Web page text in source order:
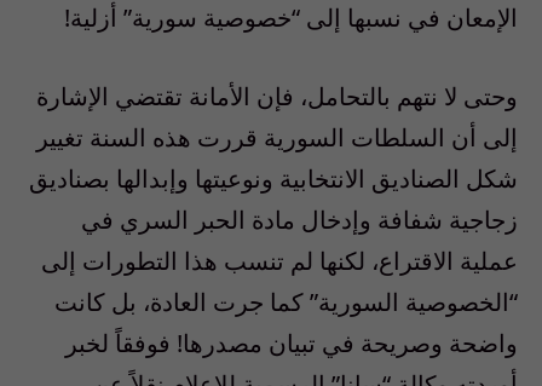
الإمعان في نسبها إلى “خصوصية سورية” أزلية!
وحتى لا نتهم بالتحامل، فإن الأمانة تقتضي الإشارة
إلى أن السلطات السورية قررت هذه السنة تغيير
شكل الصناديق الانتخابية ونوعيتها وإبدالها بصناديق
زجاجية شفافة وإدخال مادة الحبر السري في
عملية الاقتراع، لكنها لم تنسب هذا التطورات إلى
“الخصوصية السورية” كما جرت العادة، بل كانت
واضحة وصريحة في تبيان مصدرها! فوفقاً لخبر